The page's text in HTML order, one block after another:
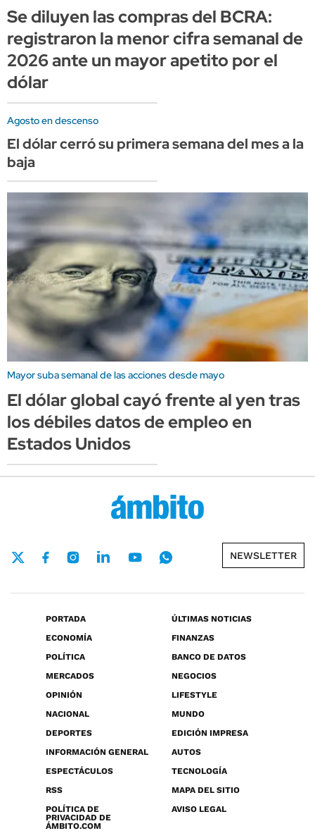
Se diluyen las compras del BCRA:
registraron la menor cifra semanal de
2026 ante un mayor apetito por el
dólar
Agosto en descenso
El dólar cerró su primera semana del mes a la
baja
Mayor suba semanal de las acciones desde mayo
El dólar global cayó frente al yen tras
los débiles datos de empleo en
Estados Unidos
NEWSLETTER
PORTADA
ÚLTIMAS NOTICIAS
ECONOMÍA
FINANZAS
POLÍTICA
BANCO DE DATOS
MERCADOS
NEGOCIOS
OPINIÓN
LIFESTYLE
NACIONAL
MUNDO
DEPORTES
EDICIÓN IMPRESA
INFORMACIÓN GENERAL
AUTOS
ESPECTÁCULOS
TECNOLOGÍA
RSS
MAPA DEL SITIO
POLÍTICA DE
PRIVACIDAD DE
ÁMBITO.COM
AVISO LEGAL